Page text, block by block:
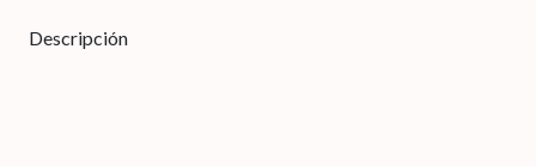
Descripción